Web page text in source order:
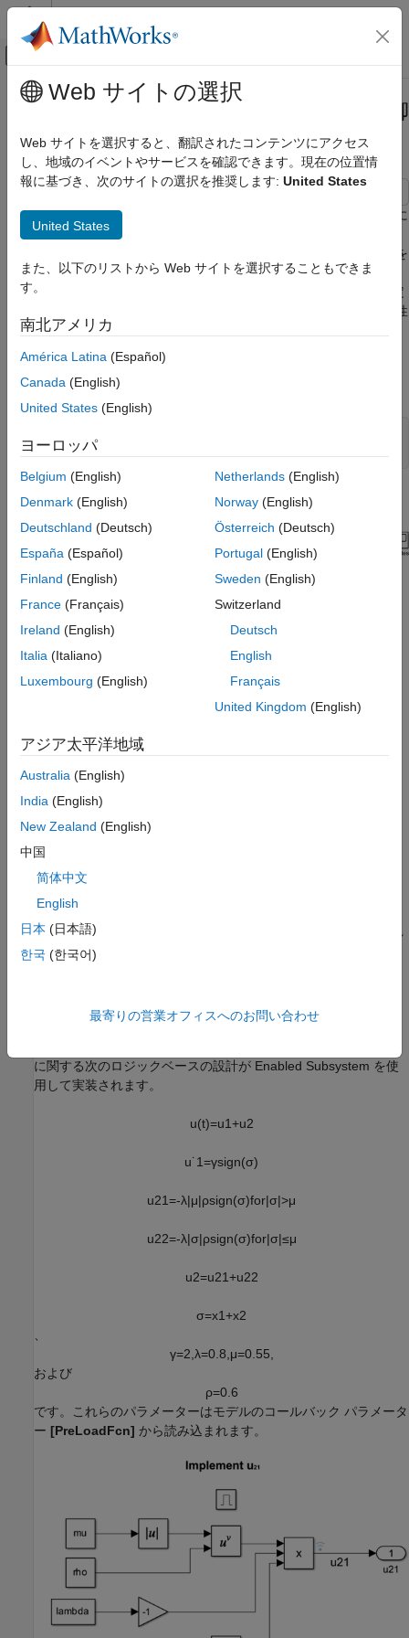
コンテンツへスキップ
オフキャンバス ナビゲーション メ
ドキュメンテーションのホーム
モデル化
モデル動作の設計
Enabled Subsystem を使用した制御アルゴ
項目一覧
動的システム
コントローラーと制御信号
シミュレーションの実行と結果の可視化
参照
参考
メインコンテンツ
Enabled Subsystem を使用した制御
アルゴリズムの実装
この例では、Enabled Subsystem を使用してバイナリ論理信号に
基づく制御アルゴリズムを実装する方法を示します。Enabled
Subsystem は、バイナリ信号が正の値であり制御アルゴリズムを
実装する場合に実行されます。この例では、スーパーツイスティ
ング制御アルゴリズムを使用して、不安定な動的システムを安定
させます。スーパーツイスティング アルゴリズムは、ロバスト性
能でよく知られているスライディング モード制御手法の 1 つで
す。
モデルを開きます。
open_system(mdl)
動的システム
検討対象の動的システムは、次の方程式で制御されます。
は外乱です。
) には、スーパーツイスティング アルゴリズムによって制御され
る
に関する次のロジックベースの設計が Enabled Subsystem を使
用して実装されます。
u(t)=u1+u2
u˙1=γsign(σ)
u21=-λ|μ|ρsign(σ)for|σ|>μ
u22=-λ|σ|ρsign(σ)for|σ|≤μ
u2=u21+u22
σ=x1+x2
γ=2 λ=0 8 μ=0 55
および
ρ=0 6
です。これらのパラメーターはモデルのコールバック パラメータ
ー [PreLoadFcn] から読み込まれます。
Web サイトの選択
Web サイトを選択すると、翻訳されたコンテンツにアクセス
し、地域のイベントやサービスを確認できます。現在の位置情
報に基づき、次のサイトの選択を推奨します: United States
United States
また、以下のリストから Web サイトを選択することもできま
す。
南北アメリカ
América Latina (Español)
Canada (English)
United States (English)
ヨーロッパ
Belgium (English)
Denmark (English)
Deutschland (Deutsch)
España (Español)
Finland (English)
France (Français)
Ireland (English)
Italia (Italiano)
Luxembourg (English)
Netherlands(English)
Norway(English)
Österreich (Deutsch)
Portugal(English)
Sweden (English)
Switzerland
Deutsch
English
Français
United Kingdom (English)
アジア太平洋地域
Australia (English)
India (English)
New Zealand (English)
中国
简体中文
English
日本 (日本語)
한국 (한국어)
最寄りの営業オフィスへのお問い合わせ